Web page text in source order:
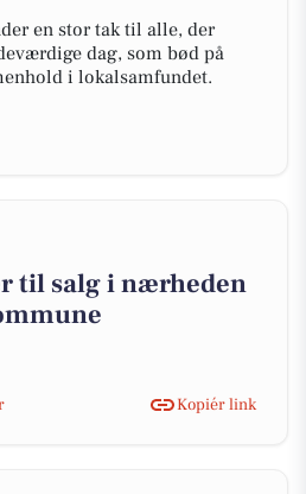
en stor tak til alle, der
dag, som bød på
i lokalsamfundet.
til salg i nærheden
Kopiér link